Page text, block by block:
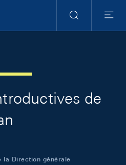
RechercheMenu
de
la Direction générale